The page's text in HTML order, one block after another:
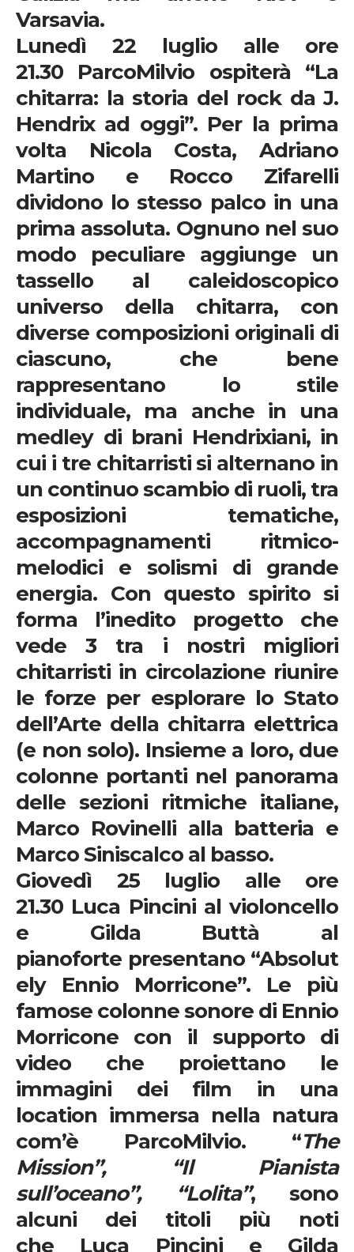
Varsavia.
Lunedì 22 luglio
alle ore
21.30
ParcoMilvio ospiterà “La
chitarra: la storia del rock da J.
Hendrix ad oggi”. Per la prima
volta Nicola Costa, Adriano
Martino eRocco Zifarelli
dividono lo stesso palco in una
prima assoluta. Ognuno nel suo
modo peculiare aggiunge un
tassello al caleidoscopico
universo della chitarra, con
diverse composizioni originali di
ciascuno, che bene
rappresentano lo stile
individuale, ma anche in una
medley di brani Hendrixiani,in
cui i tre chitarristi si alternano in
un continuo scambio di ruoli, tra
esposizioni tematiche,
accompagnamenti ritmico-
melodici e solismi di grande
energia. Con questo spirito si
forma l’inedito progetto che
vede 3 tra i nostri migliori
chitarristi in circolazione riunire
le forze per esplorare lo Stato
dell’Arte della chitarra elettrica
(e non solo). Insieme a loro, due
colonne portanti nel panorama
delle sezioni ritmiche italiane,
Marco Rovinellialla batteria e
Marco Siniscalco al basso.
Giovedì 25 luglio alle ore
21.30 Luca Pincinial violoncello
e Gilda Buttà al
pianoforte presentano “Absolut
ely Ennio Morricone”. Le più
famose colonne sonore di Ennio
Morricone con il supporto di
video che proiettano le
immagini dei film in una
location immersa nella natura
com’è ParcoMilvio. “The
Mission”, “Il Pianista
sull’oceano”, “Lolita”, sono
alcuni dei titoli più noti
che Luca Pincini e Gilda